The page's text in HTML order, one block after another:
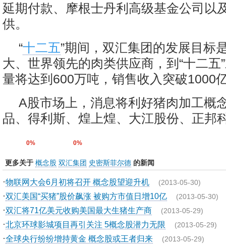
延期付款、摩根士丹利高级基金公司以
供。
“十二五”期间，双汇集团的发展目标
大、世界领先的肉类供应商，到“十二五
量将达到600万吨，销售收入突破1000
A股市场上，消息将利好猪肉加工概
品、得利斯、煌上煌、大江股份、正邦
0% 0%
更多关于 概念股 双汇集团 史密斯菲尔德 的新闻
·物联网大会6月初将召开 概念股望迎升机 (2013-05-30)
·双汇美国“买猪”股价飙涨 被购方市值日增10亿 (2013-05-30)
·双汇将71亿美元收购美国最大生猪生产商 (2013-05-29)
·北京环球影城项目再引关注 5概念股潜力无限 (2013-05-29)
·全球央行纷纷增持黄金 概念股或王者归来 (2013-05-29)